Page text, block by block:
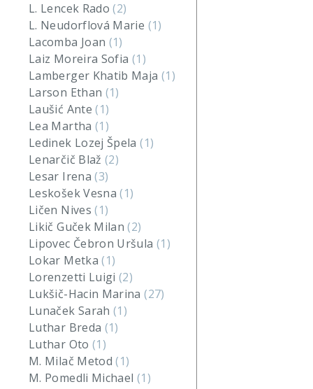
L. Lencek Rado(2)
L. Neudorflová Marie (1)
Lacomba Joan (1)
Laiz Moreira Sofia (1)
Lamberger Khatib Maja (1)
Larson Ethan (1)
Laušić Ante(1)
Lea Martha (1)
Ledinek Lozej Špela(1)
Lenarčič Blaž(2)
Lesar Irena(3)
Leskošek Vesna(1)
Ličen Nives(1)
Likič Guček Milan(2)
Lipovec Čebron Uršula (1)
Lokar Metka(1)
Lorenzetti Luigi(2)
Lukšič-Hacin Marina(27)
Lunaček Sarah(1)
Luthar Breda (1)
Luthar Oto (1)
M. Milač Metod(1)
M. Pomedli Michael (1)